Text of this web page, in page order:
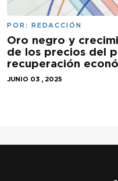
POR: REDACCIÓN
Oro negro y
de los precios del
recuperación
JUNIO 03 , 2025